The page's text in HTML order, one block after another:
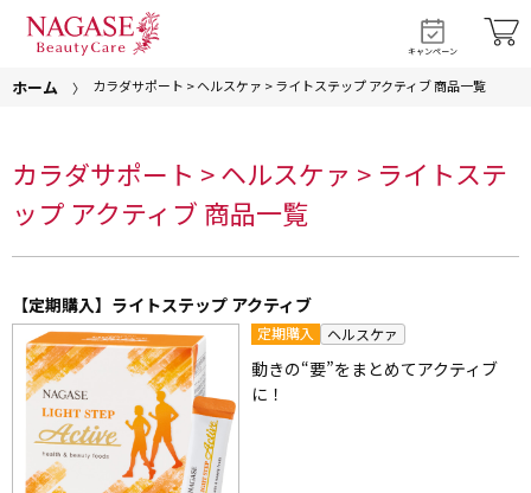
キャンペーン
ホーム カラダサポート > ヘルスケァ > ライトステップ アクティブ 商品一覧
カラダサポート > ヘルスケァ > ライトステ
ップ アクティブ 商品一覧
【定期購入】ライトステップ アクティブ
定期購入 ヘルスケァ
動きの“要”をまとめてアクティブ
に！